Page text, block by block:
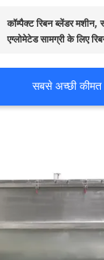
कॉम्पैक्ट रिबन ब्लेंडर मशीन,
एग्लोमेटेड सामग्री के लिए
सबसे अच्छी कीमत